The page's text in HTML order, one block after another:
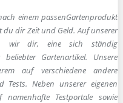
einem passenGartenprodukt
du dir Zeit und Geld. Auf unserer
wir dir, eine sich ständig
Gartenartikel. Unsere
auf verschiedene andere
Tests. Neben unserer eigenen
Testportale sowie